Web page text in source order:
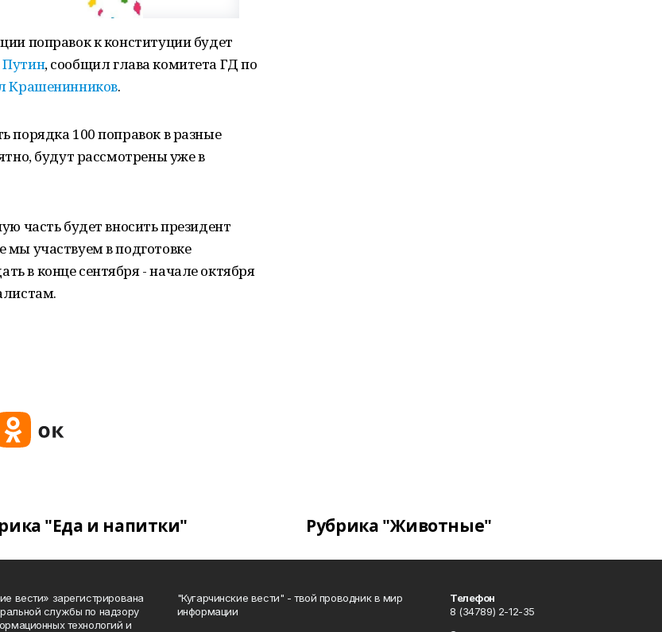
поправок к конституции будет
, сообщил глава комитета ГД по
Крашенинников.
порядка 100 поправок в разные
будут рассмотрены уже в
часть будет вносить президент
мы участвуем в подготовке
в конце сентября - начале октября
"Еда и напитки" Рубрика "Животные"
вести» зарегистрирована
службы по надзору
технологий и
"Кугарчинские вести" - твой проводник в мир
информации
Телефон
8 (34789) 2-12-35